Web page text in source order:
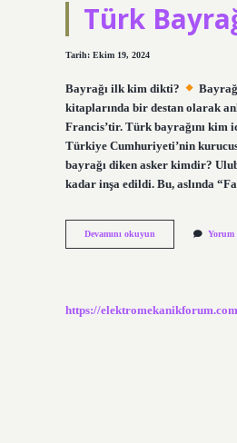
Türk
Tarih: Ekim 19, 2024
Bayrağı ilk kim dikti?
kitaplarında bir destan olarak
Francis’tir. Türk bayrağını kim
Türkiye Cumhuriyeti’nin
bayrağı diken asker kimdir?
kadar inşa edildi. Bu, aslında
Devamını okuyun
Bayrağını
Yorum
https://elektromekanikforum.com